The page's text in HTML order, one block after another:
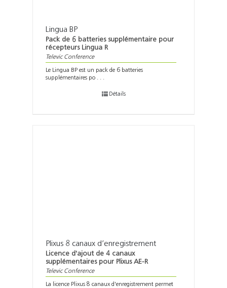
Lingua BP
Pack de 6 batteries supplémentaire pour
récepteurs Lingua R
Televic Conference
Le Lingua BP est un pack de 6 batteries
supplémentaires po . . .
Détails
Plixus 8 canaux d’enregistrement
Licence d'ajout de 4 canaux
supplémentaires pour Plixus AE-R
Televic Conference
La licence Plixus 8 canaux d'enregistrement permet